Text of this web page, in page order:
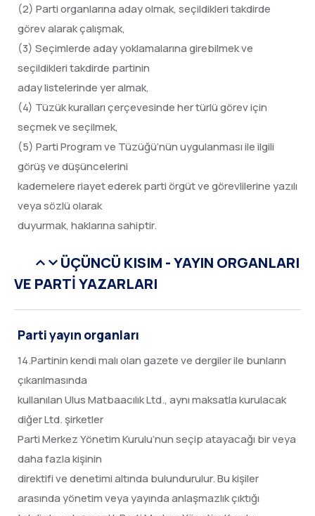
(2) Parti organlarına aday olmak, seçildikleri takdirde
görev alarak çalışmak,
(3) Seçimlerde aday yoklamalarına girebilmek ve
seçildikleri takdirde partinin
aday listelerinde yer almak,
(4) Tüzük kuralları çerçevesinde her türlü görev için
seçmek ve seçilmek,
(5) Parti Program ve Tüzüğü’nün uygulanması ile ilgili
görüş ve düşüncelerini
kademelere riayet ederek parti örgüt ve görevlilerine yazılı
veya sözlü olarak
duyurmak, haklarına sahiptir.
ÜÇÜNCÜ KISIM - YAYIN ORGANLARI
VE PARTİ YAZARLARI
Parti yayın organları
14.Partinin kendi malı olan gazete ve dergiler ile bunların
çıkarılmasında
kullanılan Ulus Matbaacılık Ltd., aynı maksatla kurulacak
diğer Ltd. şirketler
Parti Merkez Yönetim Kurulu’nun seçip atayacağı bir veya
daha fazla kişinin
direktifi ve denetimi altında bulundurulur. Bu kişiler
arasında yönetim veya yayında anlaşmazlık çıktığı